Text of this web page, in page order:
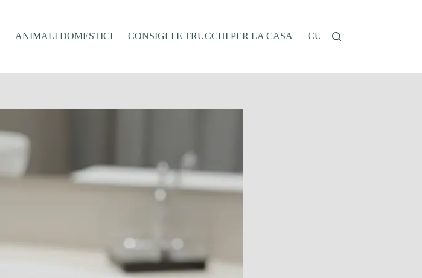
ANIMALI DOMESTICI CONSIGLI E TRUCCHI PER LA CASA CUCINA E RICETTE